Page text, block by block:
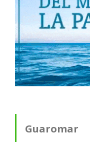
Guaromar